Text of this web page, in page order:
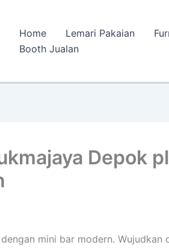
Home Lemari Pakaian
Booth Jualan
Depok
mini bar modern. Wujudkan